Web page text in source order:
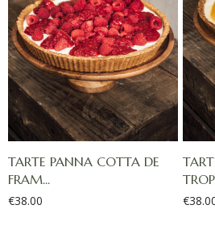
TARTE PANNA COTTA DE
FRAM...
€38.00 €